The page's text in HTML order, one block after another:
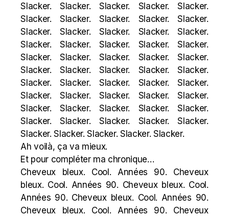
Slacker. Slacker. Slacker. Slacker. Slacker.
Slacker. Slacker. Slacker. Slacker. Slacker.
Slacker. Slacker. Slacker. Slacker. Slacker.
Slacker. Slacker. Slacker. Slacker. Slacker.
Slacker. Slacker. Slacker. Slacker. Slacker.
Slacker. Slacker. Slacker. Slacker. Slacker.
Slacker. Slacker. Slacker. Slacker. Slacker.
Slacker. Slacker. Slacker. Slacker. Slacker.
Slacker. Slacker. Slacker. Slacker. Slacker.
Slacker. Slacker. Slacker. Slacker. Slacker.
Slacker. Slacker. Slacker. Slacker. Slacker.
Ah voilà, ça va mieux.
Et pour compléter ma chronique…
Cheveux bleux. Cool. Années 90. Cheveux
bleux. Cool. Années 90. Cheveux bleux. Cool.
Années 90. Cheveux bleux. Cool. Années 90.
Cheveux bleux. Cool. Années 90. Cheveux